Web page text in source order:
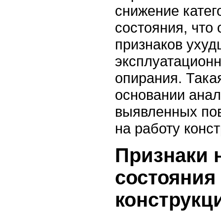
снижение
состояния, что
признаков
опирания.
основании
выявленных
на работу
Признаки